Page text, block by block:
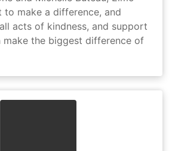
to make a difference, and
acts of kindness, and support
make the biggest difference of